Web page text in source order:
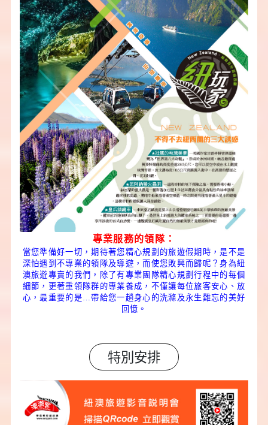
專業服務的領隊：
當您準備好一切，期待著您精心規劃的旅遊假期時，是不是
深怕遇到不專業的領隊及導遊，而使您敗興而歸呢？身為紐
澳旅遊專賣的我們，除了有專業團隊精心規劃行程中的每個
細節，更著重領隊群的專業養成，不僅讓每位旅客安心、放
心，最重要的是…帶給您一趟身心的洗滌及永生難忘的美好
回憶。
特別安排